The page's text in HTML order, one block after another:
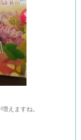
えますね。